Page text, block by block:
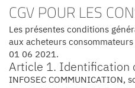
CGV POUR LES
Les présentes conditions
aux acheteurs
01 06 2021.
Article 1. Identification
INFOSEC COMMUNICATION,